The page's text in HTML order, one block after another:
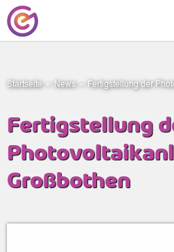
Startseite » News » Fertigstellung der
Fertigstellung
Großbothen